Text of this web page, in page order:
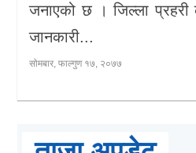
जनाएको छ । जिल्ला प्रहरी
जानकारी...
सोमबार, फाल्गुण १७, २०७७